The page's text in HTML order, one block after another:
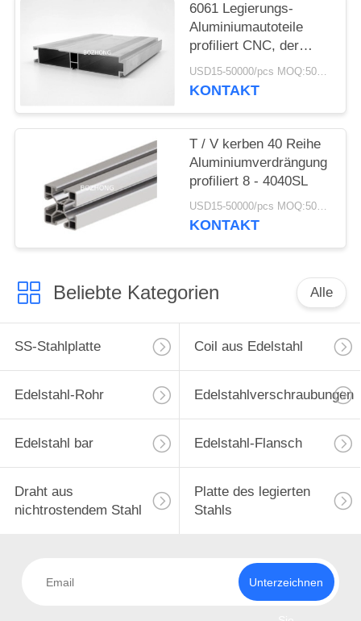
6061 Legierungs-
Aluminiumautoteile
profiliert CNC, der
hohe Präzision
maschinell bearbeitet
USD15-50000/pcs MOQ:500kg
KONTAKT
T / V kerben 40 Reihe
Aluminiumverdrängung
profiliert 8 - 4040SL
USD15-50000/pcs MOQ:500kg
KONTAKT
Beliebte Kategorien Alle
SS-Stahlplatte Coil aus Edelstahl
Edelstahl-Rohr Edelstahlverschraubungen
Edelstahl bar Edelstahl-Flansch
Draht aus
nichtrostendem Stahl
Platte des legierten
Stahls
Unterzeichnen